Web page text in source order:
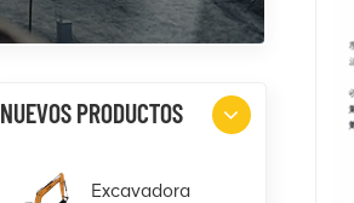
NUEVOS PRODUCTOS
Excavadora